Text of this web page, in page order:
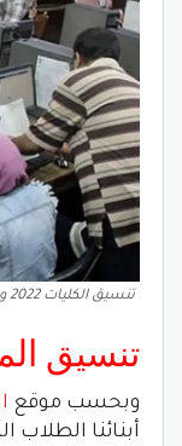
تنسيق الكليات 2022 وبرامج كلية الحقوق. والصيدلة بجامعة عين شمس
تنسيق
وبحسب موقع
أبنائنا الطلاب